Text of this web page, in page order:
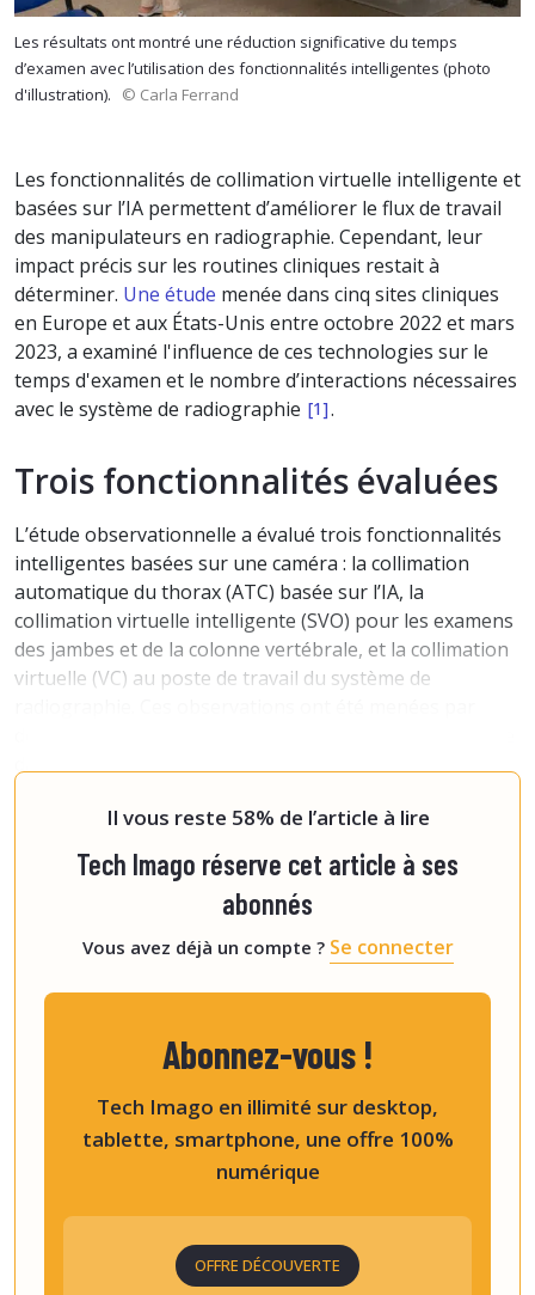
Les résultats ont montré une réduction significative du temps
d’examen avec l’utilisation des fonctionnalités intelligentes (photo
d'illustration).
© Carla Ferrand
Les fonctionnalités de collimation virtuelle intelligente et
basées sur l’IA permettent d’améliorer le flux de travail
des manipulateurs en radiographie. Cependant, leur
impact précis sur les routines cliniques restait à
déterminer. Une étude menée dans cinq sites cliniques
en Europe et aux États-Unis entre octobre 2022 et mars
2023, a examiné l'influence de ces technologies sur le
temps d'examen et le nombre d’interactions nécessaires
avec le système de radiographie [1].
Trois fonctionnalités évaluées
L’étude observationnelle a évalué trois fonctionnalités
intelligentes basées sur une caméra : la collimation
automatique du thorax (ATC) basée sur l’IA, la
collimation virtuelle intelligente (SVO) pour les examens
des jambes et de la colonne vertébrale, et la collimation
virtuelle (VC) au poste de travail du système de
dans les salles d’examen des sites d’étude et dans les
Il vous reste 58% de l’article à lire
Tech Imago réserve cet article à ses
abonnés
Vous avez déjà un compte ? Se connecter
Abonnez-vous !
Tech Imago en illimité sur desktop,
tablette, smartphone, une offre 100%
numérique
OFFRE DÉCOUVERTE